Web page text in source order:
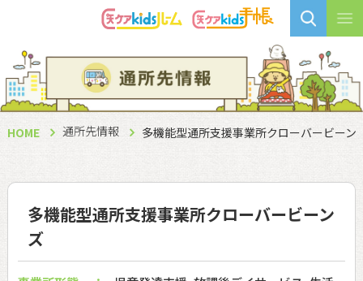
HOME 通所先情報 多機能型通所支援事業所クローバービーン
多機能型通所支援事業所クローバービーン
ズ